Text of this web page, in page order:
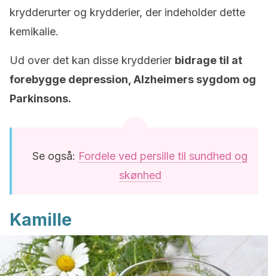
krydderurter og krydderier, der indeholder dette
kemikalie.
Ud over det kan disse krydderier bidrage til at
forebygge depression, Alzheimers sygdom og
Parkinsons.
Se også: Fordele ved persille til sundhed og
skønhed
Kamille